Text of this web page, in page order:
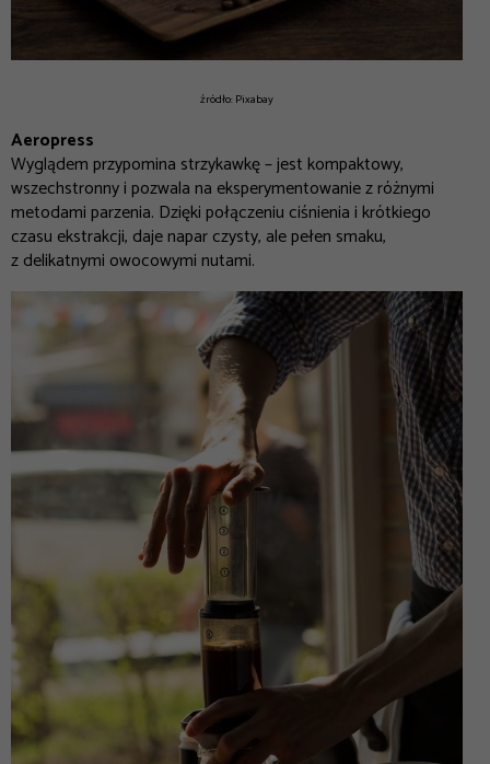
źródło: Pixabay
Aeropress
Wyglądem przypomina strzykawkę – jest kompaktowy,
wszechstronny i pozwala na eksperymentowanie z różnymi
metodami parzenia. Dzięki połączeniu ciśnienia i krótkiego
czasu ekstrakcji, daje napar czysty, ale pełen smaku,
z delikatnymi owocowymi nutami.